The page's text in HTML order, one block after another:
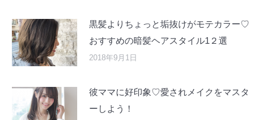
黒髪よりちょっと垢抜けがモテカラー♡
おすすめの暗髪ヘアスタイル1２選
2018年9月1日
彼ママに好印象♡愛されメイクをマスタ
ーしよう！